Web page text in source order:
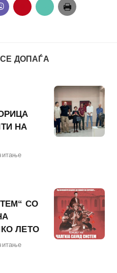
ДОПАЃА
НА
СО
ЛЕТО